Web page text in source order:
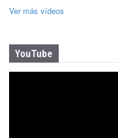
Ver más vídeos
YouTube